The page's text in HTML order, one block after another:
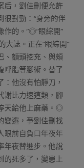
后，劉佳刪便允許
很對勁：“身旁的伴
作的。”◎“眼綜開”
大誌。正在“眼綜開”
、額頭挖充、與頰
呼脂等腳術。替了
他沒有怕靜刀，
謝比力速這類，腳
天給他上麻藥。◎
變遷，爭劉佳刪找
眼前自負口年夜年
年夜替進步。他說
的死多了，變患上